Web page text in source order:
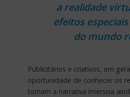
a realidade
efeitos
do mundo
Publicitários e criativos, em
oportunidade de conhecer os
tornam a narrativa imersiva